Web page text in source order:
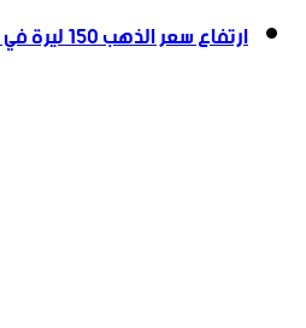
ارتفاع سعر الذهب 150 ليرة في السوق المحلية‎